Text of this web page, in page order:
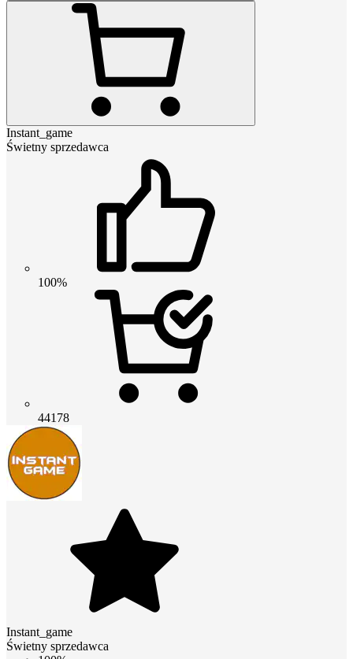
Instant_game
Świetny sprzedawca
100%
44178
Instant_game
Świetny sprzedawca